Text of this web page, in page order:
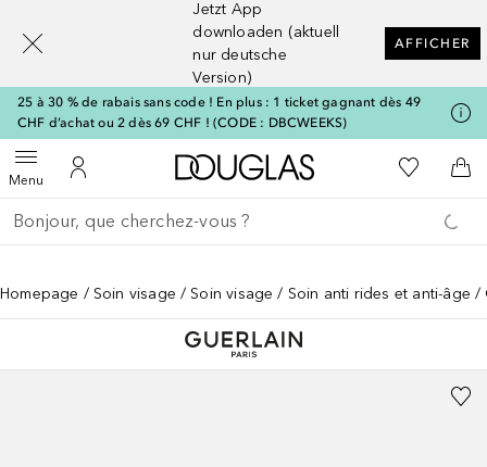
Jetzt App
downloaden (aktuell
nur deutsche
Version)
AFFICHER
25 à 30 % de rabais sans code ! En plus : 1 ticket gagnant dès 49
CHF d’achat ou 2 dès 69 CHF ! (CODE : DBCWEEKS)
MenuOuvrir le menuVers Mon Compte
Vers l'accueil Douglas
Vers Ma
Retourner
Exécuter la recherche
Homepage Soin visage Soin visage Soin anti rides et anti-âge
[navigation.slideout.screenreader]